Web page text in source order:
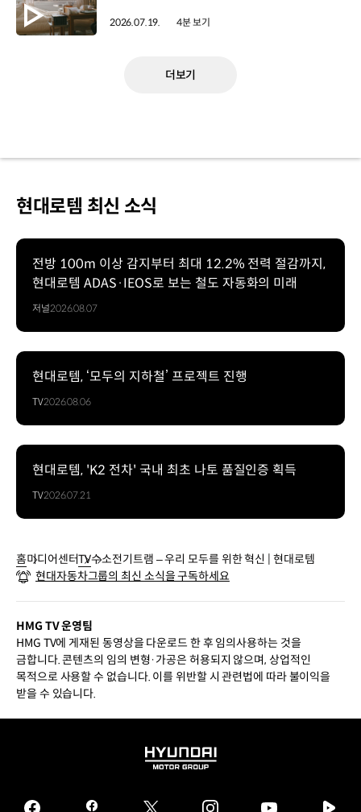
2026.07.19. 4분 보기
더보기
현대로템 최신 소식
전방 100m 이상 감지부터 최대 12.2% 전력 절감까지,
현대로템 ADAS·IEOS로 보는 철도 자동화의 미래
저널2026.08.07
현대로템, ‘모두의 지하철’ 프로젝트 진행
TV2026.08.06
현대로템, 'K2 전차' 국내 최초 나토 품질인증 획득
TV2026.07.21
홈미디어센터TV수소전기트램 – 우리 모두를 위한 혁신 | 현대로템
현대자동차그룹의 최신 소식을 구독하세요
HMG TV 운영팀
HMG TV에 게재된 동영상을 다운로드 한 후 임의사용하는 것을
금합니다. 콘텐츠의 임의 변형·가공은 허용되지 않으며, 상업적인
목적으로 사용할 수 없습니다. 이를 위반할 시 관련법에 따라 불이익을
받을 수 있습니다.
HYUNDAI
GROUP